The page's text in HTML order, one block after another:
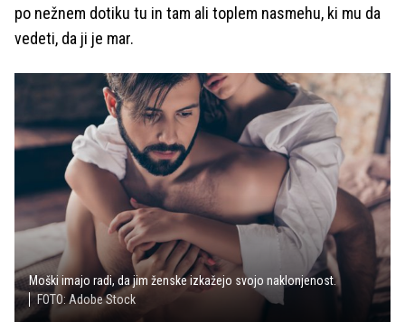
po nežnem dotiku tu in tam ali toplem nasmehu, ki mu da
vedeti, da ji je mar.
Moški imajo radi, da jim ženske izkažejo svojo naklonjenost.
FOTO: Adobe Stock